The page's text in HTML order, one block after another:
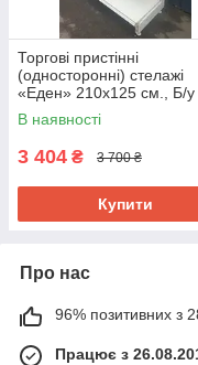
Торгові пристінні
(односторонні) стелажі
«Еден» 210х125 см., Б/у
В наявності
3 404 ₴ 3 700 ₴
Купити
Про нас
96% позитивних з 28
Працює з